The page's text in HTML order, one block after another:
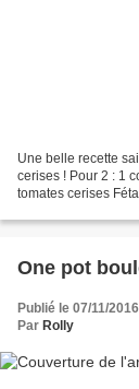
Une belle recette
cerises ! Pour 2 : 1
tomates cerises
One pot
Publié le 07/11/
Par Rolly